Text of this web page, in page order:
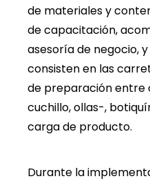
de materiales y
de capacitación,
asesoría de negocio,
consisten en las
de preparación entre
cuchillo, ollas-,
carga de producto.
Durante la